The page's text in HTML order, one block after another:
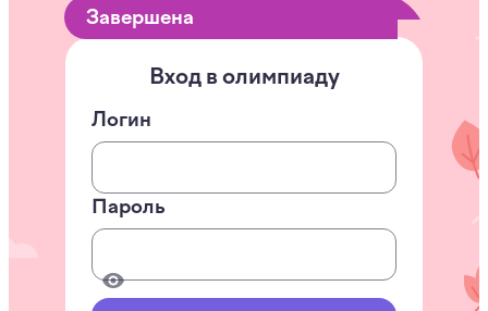
Завершена
Вход в олимпиаду
Логин
Пароль